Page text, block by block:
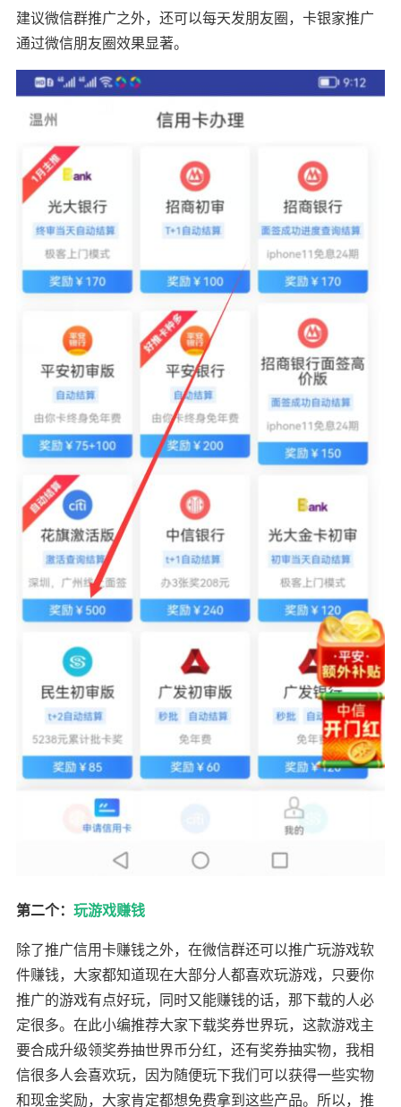
建议微信群推广之外，还可以每天发朋友圈，卡银家推广
通过微信朋友圈效果显著。
第二个： 玩游戏赚钱
除了推广信用卡赚钱之外，在微信群还可以推广玩游戏软
件赚钱，大家都知道现在大部分人都喜欢玩游戏，只要你
推广的游戏有点好玩，同时又能赚钱的话，那下载的人必
定很多。在此小编推荐大家下载奖券世界玩，这款游戏主
要合成升级领奖券抽世界币分红，还有奖券抽实物，我相
信很多人会喜欢玩，因为随便玩下我们可以获得一些实物
和现金奖励，大家肯定都想免费拿到这些产品。所以，推